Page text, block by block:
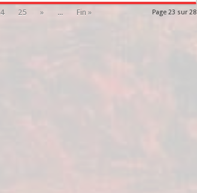
Page 23 sur 28
25 » ... Fin »